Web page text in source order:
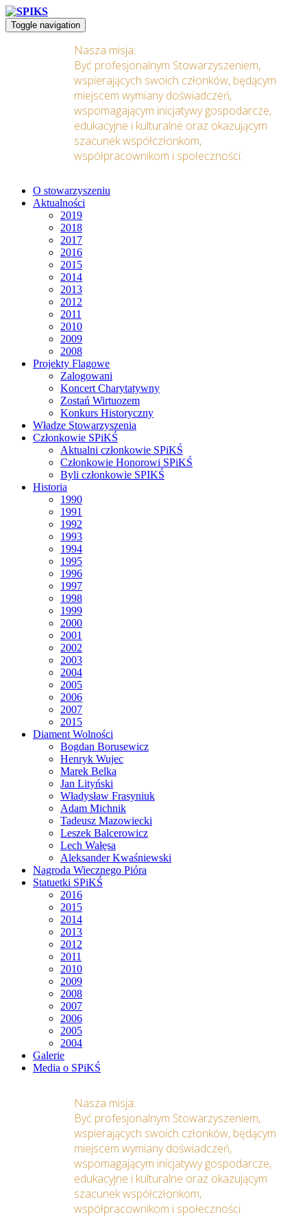
Toggle navigation
Nasza misja:
Być profesjonalnym Stowarzyszeniem,
wspierających swoich członków, będącym
miejscem wymiany doświadczeń,
wspomagającym inicjatywy gospodarcze,
edukacyjne i kulturalne oraz okazującym
szacunek współczłonkom,
współpracownikom i społeczności.
O stowarzyszeniu
Aktualności
2019
2018
2017
2016
2015
2014
2013
2012
2011
2010
2009
2008
Projekty Flagowe
Zalogowani
Koncert Charytatywny
Zostań Wirtuozem
Konkurs Historyczny
Władze Stowarzyszenia
Członkowie SPiKŚ
Aktualni członkowie SPiKŚ
Członkowie Honorowi SPiKŚ
Byli członkowie SPIKŚ
Historia
1990
1991
1992
1993
1994
1995
1996
1997
1998
1999
2000
2001
2002
2003
2004
2005
2006
2007
2015
Diament Wolności
Bogdan Borusewicz
Henryk Wujec
Marek Belka
Jan Lityński
Władysław Frasyniuk
Adam Michnik
Tadeusz Mazowiecki
Leszek Balcerowicz
Lech Wałęsa
Aleksander Kwaśniewski
Nagroda Wiecznego Pióra
Statuetki SPiKŚ
2016
2015
2014
2013
2012
2011
2010
2009
2008
2007
2006
2005
2004
Galerie
Media o SPiKŚ
Nasza misja:
Być profesjonalnym Stowarzyszeniem,
wspierających swoich członków, będącym
miejscem wymiany doświadczeń,
wspomagającym inicjatywy gospodarcze,
edukacyjne i kulturalne oraz okazującym
szacunek współczłonkom,
współpracownikom i społeczności.